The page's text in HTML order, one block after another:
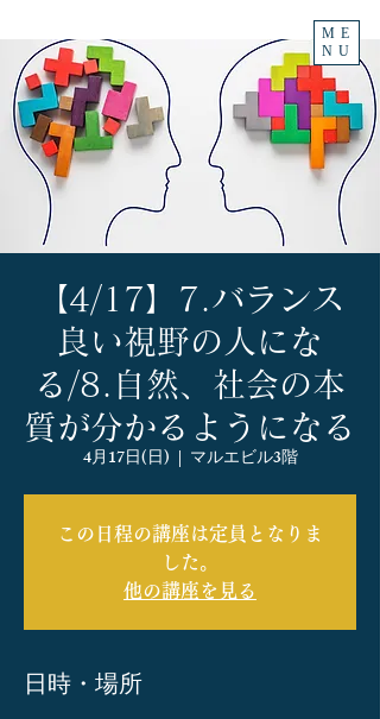
ME
NU
【4/17】7.バランス
良い視野の人にな
る/8.自然、社会の本
質が分かるようになる
4月17日(日)
  |
マルエビル3階
この日程の講座は定員となりま
した。
他の講座を見る
日時・場所